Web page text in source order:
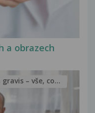
a obrazech
– vše, co...